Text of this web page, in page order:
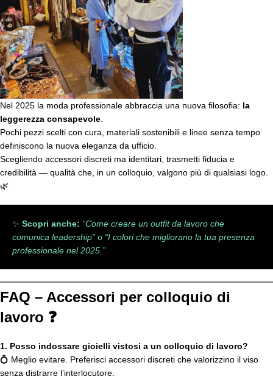
Nel 2025 la moda professionale abbraccia una nuova filosofia: la
leggerezza consapevole
Pochi pezzi scelti con cura, materiali sostenibili e linee senza tempo
definiscono la nuova eleganza da ufficio.
Scegliendo accessori discreti ma identitari, trasmetti fiducia e
credibilità — qualità che, in un colloquio, valgono più di qualsiasi logo.
🌿
✨ Scopri anche: “Come creare un outfit da lavoro che
comunica leadership” o “I colori che migliorano la tua presenza
professionale nel 2025.”
FAQ – Accessori per colloquio di
lavoro ❓
1. Posso indossare gioielli vistosi a un colloquio di lavoro?
💍 Meglio evitare. Preferisci accessori discreti che valorizzino il viso
senza distrarre l’interlocutore.